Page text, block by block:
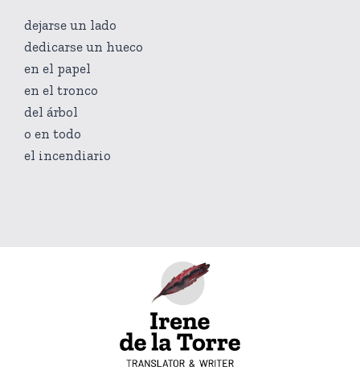
dejarse un lado
dedicarse un hueco
en el papel
en el tronco
del árbol
o en todo
el incendiario